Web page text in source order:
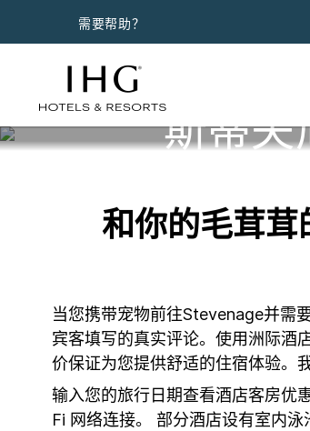
需要帮助？
斯蒂夫
和你的毛茸
当您携带宠物前往Stevenage并需
宾客填写的真实评论。使用洲际酒
价保证为您提供舒适的住宿体验。
输入您的旅行日期查看酒店客房优
Fi 网络连接。 部分酒店设有室内